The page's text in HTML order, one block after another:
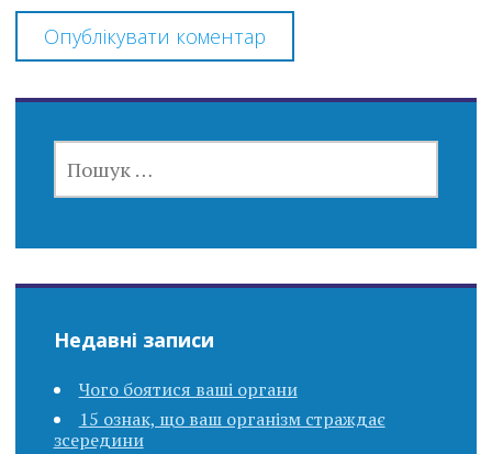
Недавні записи
Чого боятися ваші органи
15 ознак, що ваш організм страждає
зсередини